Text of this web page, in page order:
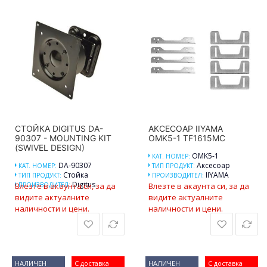
СТОЙКА DIGITUS DA-
90307 - MOUNTING KIT
(SWIVEL DESIGN)
КАТ. НОМЕР: DA-90307
ТИП ПРОДУКТ: Стойка
ПРОИЗВОДИТЕЛ:Digitus
Влезте в акаунта си, за да
видите актуалните
наличности и цени.
АКСЕСОАР IIYAMA
OMK5-1 TF1615MC
КАТ. НОМЕР: OMK5-1
ТИП ПРОДУКТ: Аксесоар
ПРОИЗВОДИТЕЛ: IIYAMA
Влезте в акаунта си, за да
видите актуалните
наличности и цени.
С доставка
НАЛИЧЕН С доставка
НАЛИЧЕН